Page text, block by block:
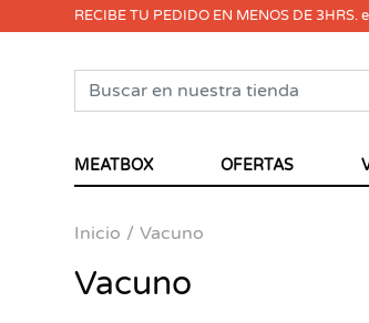
RECIBE TU PEDIDO EN MENOS DE
MEATBOX OFERTAS
Inicio Vacuno
Vacuno